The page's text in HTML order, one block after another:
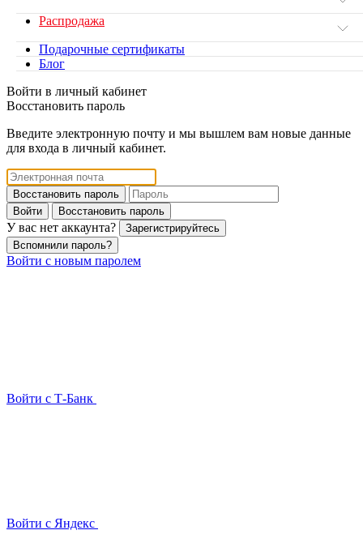
Распродажа
Подарочные сертификаты
Блог
Войти в личный кабинет
Восстановить пароль
Введите электронную почту и мы вышлем вам новые данные
для входа в личный кабинет.
Восстановить пароль
Войти
Восстановить пароль
У вас нет аккаунта?
Зарегистрируйтесь
Вспомнили пароль?
Войти с новым паролем
Войти с Т-Банк
Войти с Яндекс